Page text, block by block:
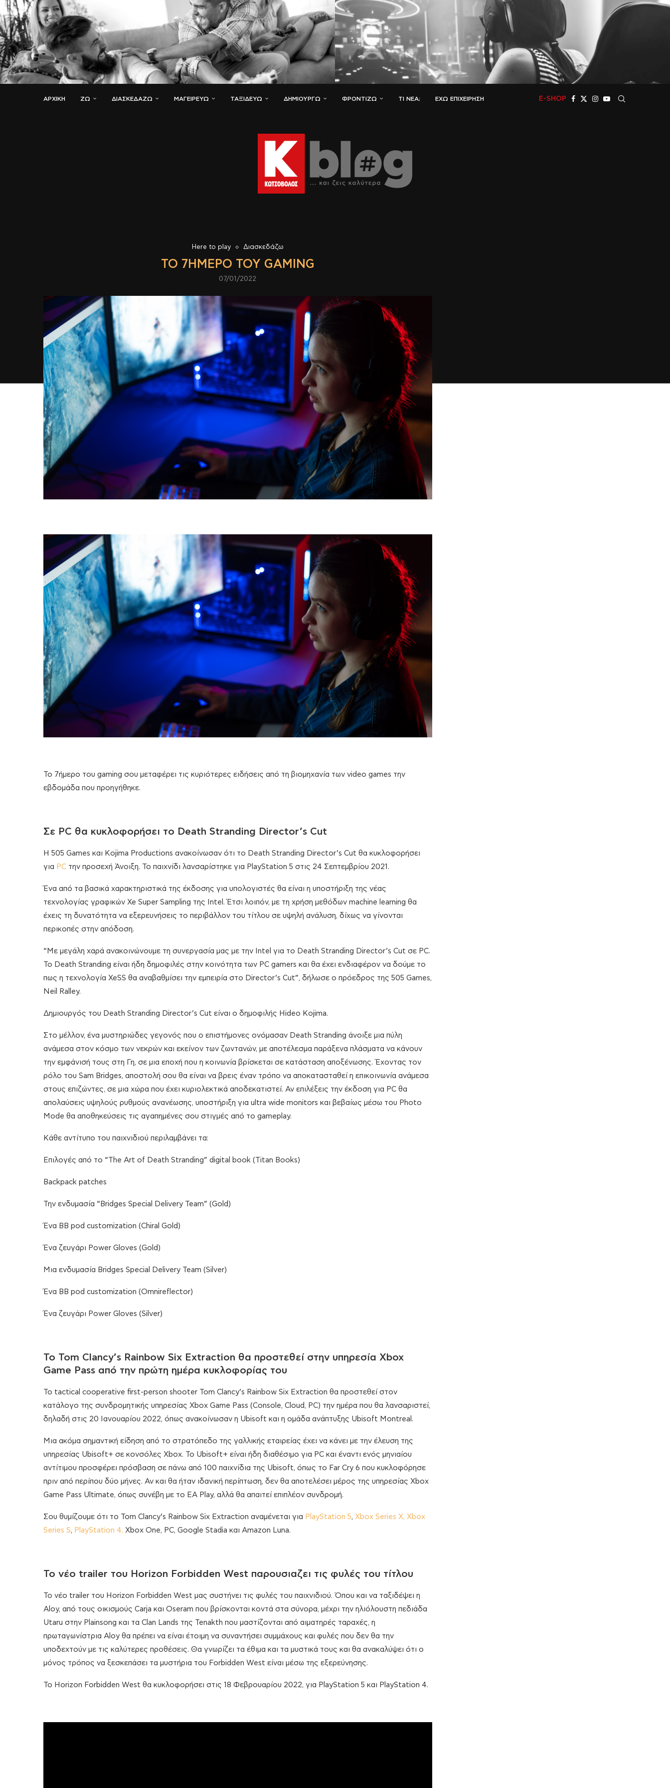
ΑΡΧΙΚΗ ΖΏ ΔΙΑΣΚΕΔΆΖΩ ΜΑΓΕΙΡΕΎΩ ΤΑΞΙΔΕΎΩ ΔΗΜΙΟΥΡΓΏ ΦΡΟΝΤΊΖΩ ΤΙ ΝΈΑ; ΈΧΩ ΕΠΙΧΕΊΡΗΣΗ E-SHOP
Here to play Διασκεδάζω
ΤΟ 7ΉΜΕΡΟ ΤΟΥ GAMING
07/01/2022
To 7ήμερο του gaming σου μεταφέρει τις κυριότερες ειδήσεις από τη βιομηχανία των video games την
εβδομάδα που προηγήθηκε.
Σε PC θα κυκλοφορήσει το Death Stranding Director’s Cut
Η 505 Games και Kojima Productions ανακοίνωσαν ότι το Death Stranding Director’s Cut θα κυκλοφορήσει
για PC την προσεχή Άνοιξη. Το παιχνίδι λανσαρίστηκε για PlayStation 5 στις 24 Σεπτεμβρίου 2021.
Ένα από τα βασικά χαρακτηριστικά της έκδοσης για υπολογιστές θα είναι η υποστήριξη της νέας
τεχνολογίας γραφικών Xe Super Sampling της Intel. Έτσι λοιπόν, με τη χρήση μεθόδων machine learning θα
έχεις τη δυνατότητα να εξερευνήσεις το περιβάλλον του τίτλου σε υψηλή ανάλυση, δίχως να γίνονται
περικοπές στην απόδοση.
“Με μεγάλη χαρά ανακοινώνουμε τη συνεργασία μας με την Intel για το Death Stranding Director’s Cut σε PC.
Το Death Stranding είναι ήδη δημοφιλές στην κοινότητα των PC gamers και θα έχει ενδιαφέρον να δούμε το
πως η τεχνολογία XeSS θα αναβαθμίσει την εμπειρία στο Director’s Cut”, δήλωσε ο πρόεδρος της 505 Games,
Neil Ralley.
Δημιουργός του Death Stranding Director’s Cut είναι ο δημοφιλής Hideo Kojima.
Στο μέλλον, ένα μυστηριώδες γεγονός που ο επιστήμονες ονόμασαν Death Stranding άνοιξε μια πύλη
ανάμεσα στον κόσμο των νεκρών και εκείνον των ζωντανών, με αποτέλεσμα παράξενα πλάσματα να κάνουν
την εμφάνισή τους στη Γη, σε μια εποχή που η κοινωνία βρίσκεται σε κατάσταση αποξένωσης. Έχοντας τον
ρόλο του Sam Bridges, αποστολή σου θα είναι να βρεις έναν τρόπο να αποκατασταθεί η επικοινωνία ανάμεσα
στους επιζώντες, σε μια χώρα που έχει κυριολεκτικά αποδεκατιστεί. Αν επιλέξεις την έκδοση για PC θα
απολαύσεις υψηλούς ρυθμούς ανανέωσης, υποστήριξη για ultra wide monitors και βεβαίως μέσω του Photo
Mode θα αποθηκεύσεις τις αγαπημένες σου στιγμές από το gameplay.
Κάθε αντίτυπο του παιχνιδιού περιλαμβάνει τα:
Επιλογές από το “The Art of Death Stranding” digital book (Titan Books)
Backpack patches
Την ενδυμασία “Bridges Special Delivery Team” (Gold)
Ένα BB pod customization (Chiral Gold)
Ένα ζευγάρι Power Gloves (Gold)
Μια ενδυμασία Bridges Special Delivery Team (Silver)
Ένα BB pod customization (Omnireflector)
Ένα ζευγάρι Power Gloves (Silver)
Το Tom Clancy’s Rainbow Six Extraction θα προστεθεί στην υπηρεσία Xbox
Game Pass από την πρώτη ημέρα κυκλοφορίας του
Το tactical cooperative first-person shooter Tom Clancy’s Rainbow Six Extraction θα προστεθεί στον
κατάλογο της συνδρομητικής υπηρεσίας Xbox Game Pass (Console, Cloud, PC) την ημέρα που θα λανσαριστεί,
δηλαδή στις 20 Ιανουαρίου 2022, όπως ανακοίνωσαν η Ubisoft και η ομάδα ανάπτυξης Ubisoft Montreal.
Μια ακόμα σημαντική είδηση από το στρατόπεδο της γαλλικής εταιρείας έχει να κάνει με την έλευση της
υπηρεσίας Ubisoft+ σε κονσόλες Xbox. Το Ubisoft+ είναι ήδη διαθέσιμο για PC και έναντι ενός μηνιαίου
αντίτιμου προσφέρει πρόσβαση σε πάνω από 100 παιχνίδια της Ubisoft, όπως το Far Cry 6 που κυκλοφόρησε
πριν από περίπου δύο μήνες. Αν και θα ήταν ιδανική περίπτωση, δεν θα αποτελέσει μέρος της υπηρεσίας Xbox
Game Pass Ultimate, όπως συνέβη με το ΕΑ Play, αλλά θα απαιτεί επιπλέον συνδρομή.
Σου θυμίζουμε ότι το Tom Clancy’s Rainbow Six Extraction αναμένεται για PlayStation 5, Xbox Series X, Xbox
Series S, PlayStation 4, Xbox One, PC, Google Stadia και Amazon Luna.
Το νέο trailer του Horizon Forbidden West παρουσιαζει τις φυλές του τίτλου
To νέο trailer του Horizon Forbidden West μας συστήνει τις φυλές του παιχνιδιού. Όπου και να ταξιδέψει η
Aloy, από τους οικισμούς Carja και Oseram που βρίσκονται κοντά στα σύνορα, μέχρι την ηλιόλουστη πεδιάδα
Utaru στην Plainsong και τα Clan Lands της Tenakth που μαστίζονται από αιματηρές ταραχές, η
πρωταγωνίστρια Aloy θα πρέπει να είναι έτοιμη να συναντήσει συμμάχους και φυλές που δεν θα την
υποδεχτούν με τις καλύτερες προθέσεις. Θα γνωρίζει τα έθιμα και τα μυστικά τους και θα ανακαλύψει ότι ο
μόνος τρόπος να ξεσκεπάσει τα μυστήρια του Forbidden West είναι μέσω της εξερεύνησης.
Το Horizon Forbidden West θα κυκλοφορήσει στις 18 Φεβρουαρίου 2022, για PlayStation 5 και PlayStation 4.